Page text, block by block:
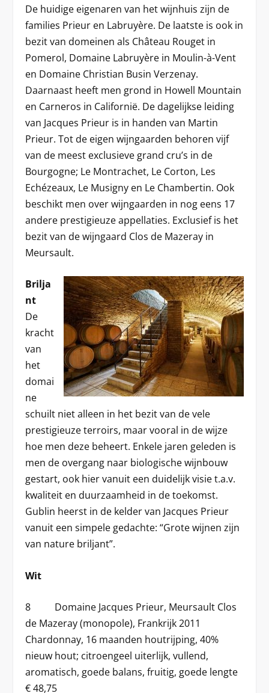
De huidige eigenaren van het wijnhuis zijn de
families Prieur en Labruyère. De laatste is ook in
bezit van domeinen als Château Rouget in
Pomerol, Domaine Labruyère in Moulin-à-Vent
en Domaine Christian Busin Verzenay.
Daarnaast heeft men grond in Howell Mountain
en Carneros in Californië. De dagelijkse leiding
van Jacques Prieur is in handen van Martin
Prieur. Tot de eigen wijngaarden behoren vijf
van de meest exclusieve grand cru’s in de
Bourgogne; Le Montrachet, Le Corton, Les
Echézeaux, Le Musigny en Le Chambertin. Ook
beschikt men over wijngaarden in nog eens 17
andere prestigieuze appellaties. Exclusief is het
bezit van de wijngaard Clos de Mazeray in
Meursault.
Brilja
nt
De
kracht
van
het
domai
ne
schuilt niet alleen in het bezit van de vele
prestigieuze terroirs, maar vooral in de wijze
hoe men deze beheert. Enkele jaren geleden is
men de overgang naar biologische wijnbouw
gestart, ook hier vanuit een duidelijk visie t.a.v.
kwaliteit en duurzaamheid in de toekomst.
Gublin heerst in de kelder van Jacques Prieur
vanuit een simpele gedachte: “Grote wijnen zijn
van nature briljant”.
Wit
8 Domaine Jacques Prieur, Meursault Clos
de Mazeray (monopole), Frankrijk 2011
Chardonnay, 16 maanden houtrijping, 40%
nieuw hout; citroengeel uiterlijk, vullend,
aromatisch, goede balans, fruitig, goede lengte
€ 48,75